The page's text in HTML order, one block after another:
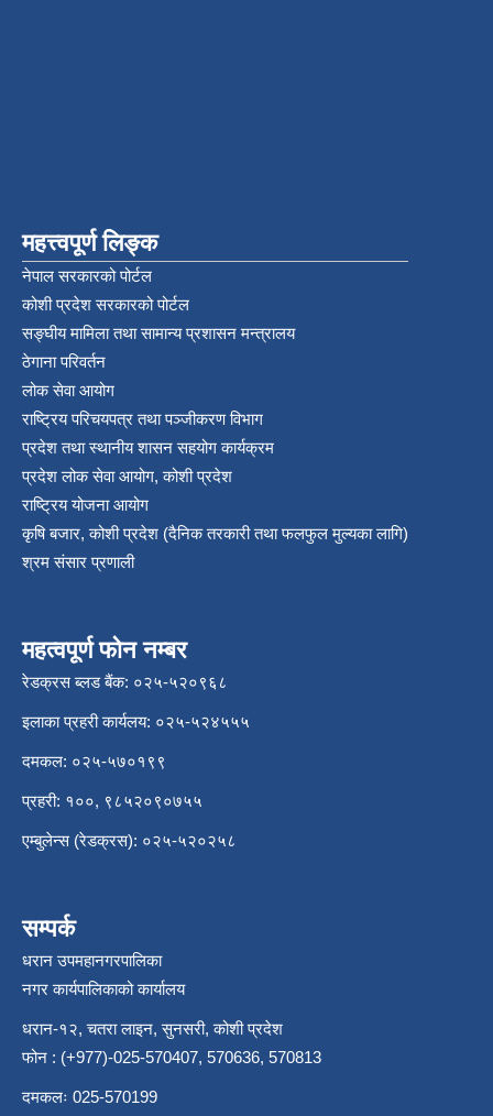
महत्त्वपूर्ण लिङ्क
नेपाल सरकारको पोर्टल
कोशी प्रदेश सरकारको पोर्टल
सङ्‍घीय मामिला तथा सामान्य प्रशासन मन्त्रालय
ठेगाना परिवर्तन
लोक सेवा आयोग
राष्ट्रिय परिचयपत्र तथा पञ्‍जीकरण विभाग
प्रदेश तथा स्थानीय शासन सहयोग कार्यक्रम
प्रदेश लोक सेवा आयोग, कोशी प्रदेश
राष्ट्रिय योजना आयोग
कृषि बजार, कोशी प्रदेश (दैनिक तरकारी तथा फलफुल मुल्यका लागि)
श्रम संसार प्रणाली
महत्वपूर्ण फोन नम्बर
रेडक्रस ब्लड बैंक: ०२५-५२०९६८
इलाका प्रहरी कार्यलय: ०२५-५२४५५५
दमकल: ०२५-५७०१९९
प्रहरी: १००, ९८५२०९०७५५
एम्बुलेन्स (रेडक्रस): ०२५-५२०२५८
सम्पर्क
धरान उपमहानगरपालिका
नगर कार्यपालिकाको कार्यालय
धरान-१२, चतरा लाइन, सुनसरी, कोशी प्रदेश
फोन : (+977)-025-570407, 570636, 570813
दमकलः 025-570199